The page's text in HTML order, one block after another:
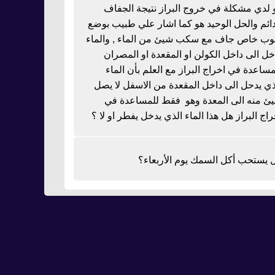
لدي مشكلة في خروج البراز نتيجة الجفاف
والحل الوحيد هو كما اشار علي طبيب بوضع
خاص جاف مع سكب شيئ من الماء , والماء
الى داخل الكولن او المقعدة او المصران
في اخراج البراز مع العلم بأن الماء
يدحل الى داخل المقعدة من الاسفل لا يصل
منه الى المعدة وهو فقط للمساعدة في
البراز هل هذا الماء الذي يدخل يفطر او لا ؟
يستحب أكل السمك يوم الأربعاء؟